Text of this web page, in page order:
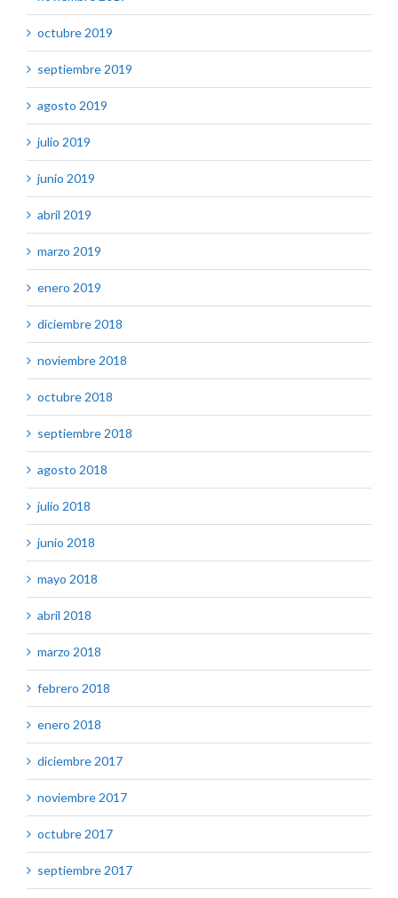
octubre 2019
septiembre 2019
agosto 2019
julio 2019
junio 2019
abril 2019
marzo 2019
enero 2019
diciembre 2018
noviembre 2018
octubre 2018
septiembre 2018
agosto 2018
julio 2018
junio 2018
mayo 2018
abril 2018
marzo 2018
febrero 2018
enero 2018
diciembre 2017
noviembre 2017
octubre 2017
septiembre 2017